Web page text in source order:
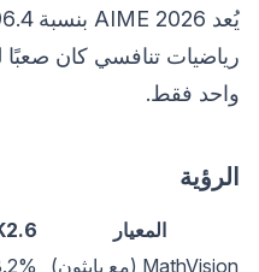
رياضيات تنافسي كان صعبًا
واحد فقط.
الرؤية
المعيار
MathVision (مع بايثون)